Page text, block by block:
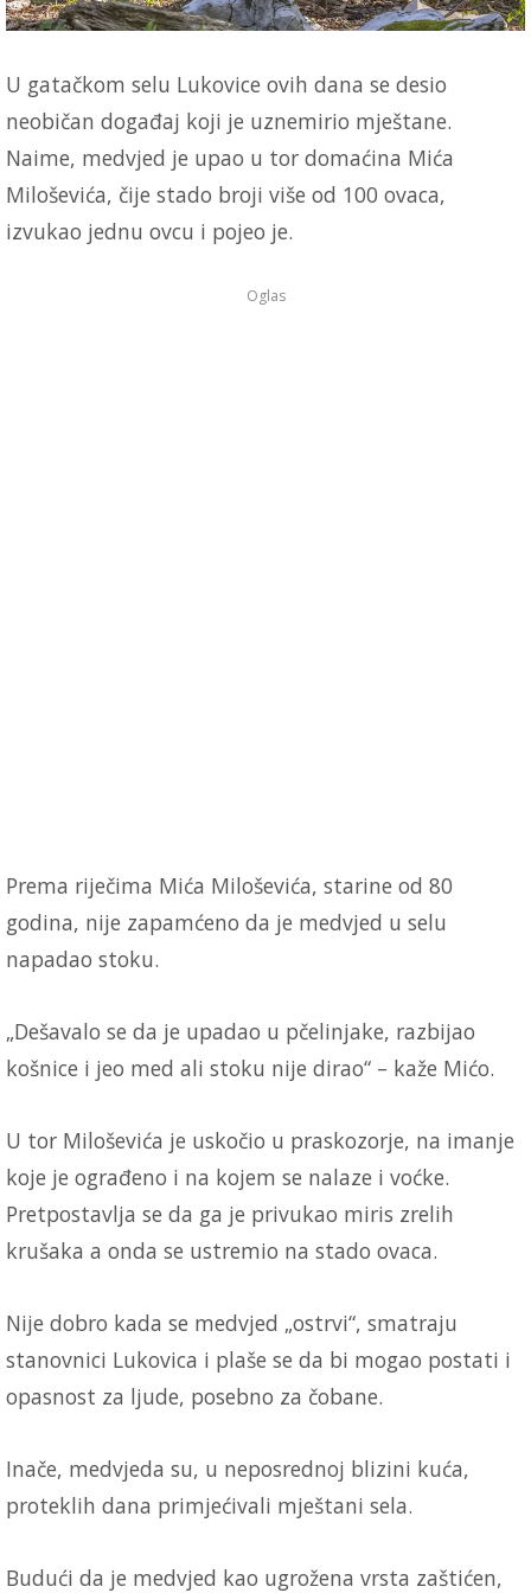
U gatačkom selu Lukovice ovih dana se desio
neobičan događaj koji je uznemirio mještane.
Naime, medvjed je upao u tor domaćina Mića
Miloševića, čije stado broji više od 100 ovaca,
izvukao jednu ovcu i pojeo je.
Oglas
Prema riječima Mića Miloševića, starine od 80
godina, nije zapamćeno da je medvjed u selu
napadao stoku.
„Dešavalo se da je upadao u pčelinjake, razbijao
košnice i jeo med ali stoku nije dirao“ – kaže Mićo.
U tor Miloševića je uskočio u praskozorje, na imanje
koje je ograđeno i na kojem se nalaze i voćke.
Pretpostavlja se da ga je privukao miris zrelih
krušaka a onda se ustremio na stado ovaca.
Nije dobro kada se medvjed „ostrvi“, smatraju
stanovnici Lukovica i plaše se da bi mogao postati i
opasnost za ljude, posebno za čobane.
Inače, medvjeda su, u neposrednoj blizini kuća,
proteklih dana primjećivali mještani sela.
Budući da je medvjed kao ugrožena vrsta zaštićen,